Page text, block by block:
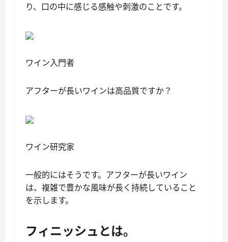
り、口の中に感じる感触や刺激のことです。
ワイン入門者
アフターが長いワインは高品質ですか？
ワイン研究家
一般的にはそうです。アフターが長いワイン
は、複雑で豊かな風味が長く持続していること
を示します。
フィニッシュとは。